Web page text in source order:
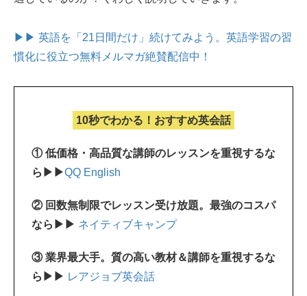
▶▶ 英語を「21日間だけ」続けてみよう。 英語学習の習
慣化に役立つ無料メルマガ絶賛配信中！
10秒でわかる！おすすめ英会話
① 低価格・高品質な講師のレッスンを重視するな
ら▶▶QQ English
② 回数無制限でレッスン受け放題。最強のコスパ
なら▶▶ ネイティブキャンプ
③ 業界最大手。質の高い教材＆講師を重視するな
ら▶▶ レアジョブ英会話